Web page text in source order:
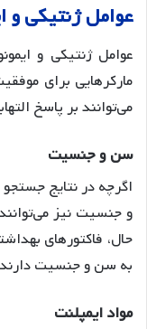
عواملژنتیکیو
مارکرهایی برای
می‌توانند بر پاسخ
سنوجنسیت
اگرچه در نتایج
و جنسیت نیز
حال، فاکتورهای
به سن و جنسیت
موادایمپلنت